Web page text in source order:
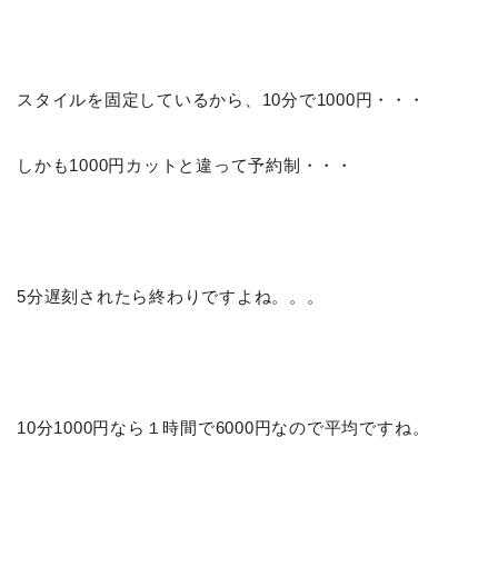
スタイルを固定しているから、10分で1000円・・・
しかも1000円カットと違って予約制・・・
5分遅刻されたら終わりですよね。。。
10分1000円なら１時間で6000円なので平均ですね。